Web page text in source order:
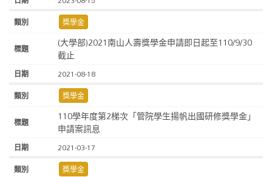
獎學金
(大學部)2021南山人壽獎學金申請即日起至110/9/30
截止
2021-08-18
獎學金
110學年度第2梯次「管院學生揚帆出國研修獎學金」
申請案訊息
2021-03-17
獎學金